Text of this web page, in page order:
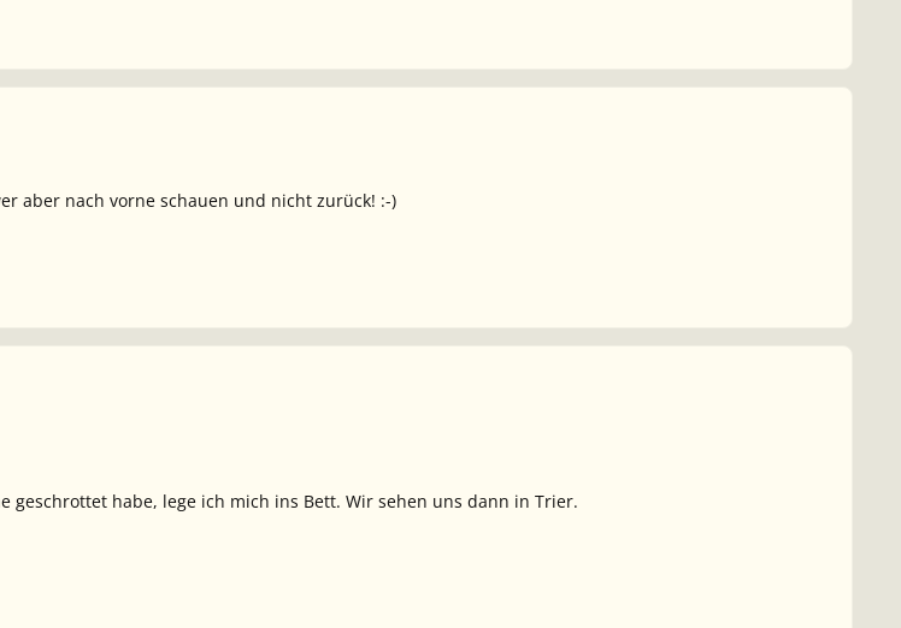
aber nach vorne schauen und nicht zurück! :-)
geschrottet habe, lege ich mich ins Bett. Wir sehen uns dann in Trier.